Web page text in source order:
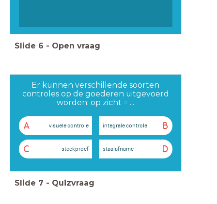
Slide 6 - Open vraag
Er kunnen verschillende soorten
controles op de goederen uitgevoerd
worden: op zicht = ...
A visuele controle B
integrale controle
C steekproef D
staalafname
Slide 7 - Quizvraag